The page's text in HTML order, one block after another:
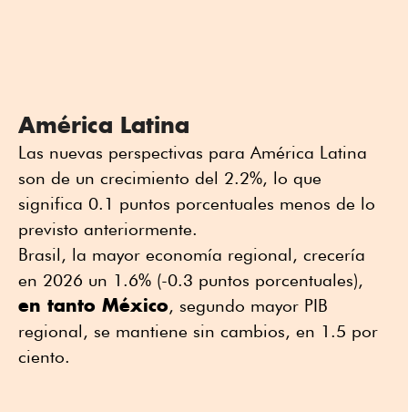
América Latina
Las nuevas perspectivas para América Latina
son de un crecimiento del 2.2%, lo que
significa 0.1 puntos porcentuales menos de lo
previsto anteriormente.
Brasil, la mayor economía regional, crecería
en 2026 un 1.6% (-0.3 puntos porcentuales),
en tanto México, segundo mayor PIB
regional, se mantiene sin cambios, en 1.5 por
ciento.